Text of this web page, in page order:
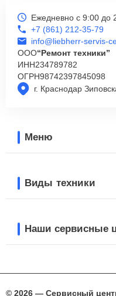
г. Краснодар
Ежедневно с 9:00 до
+7 (861) 212-35-79
info@liebherr-servis-
ООО“Ремонт техники”
ИНН234789782
ОГРН98742397845098
Меню
Виды техники
Наши сервисные
© 2026 — Сервисный